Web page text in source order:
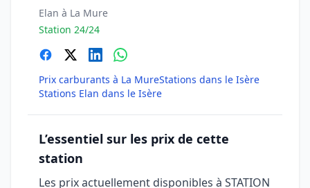
Elan à La Mure
Station 24/24
Prix carburants à La MureStations dans le Isère
Stations Elan dans le Isère
L’essentiel sur les prix de cette
station
Les prix actuellement disponibles à STATION